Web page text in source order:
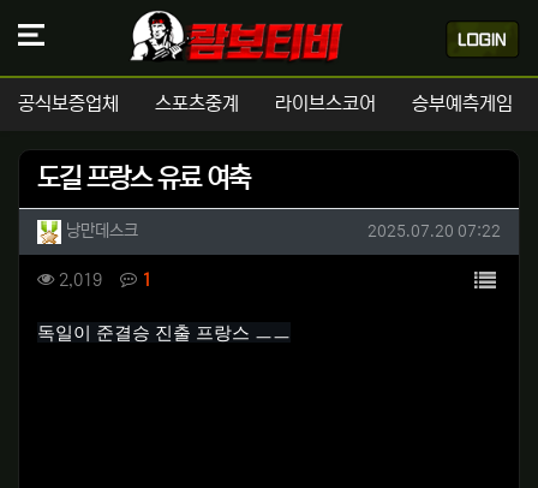
공식보증업체 스포츠중계 라이브스코어 승부예측게임
도길 프랑스 유료 여축
작성자 정보
낭만데스크 작성일
2025.07.20 07:22
컨텐츠 정보
2,019조회 1 목록
본문
독일이 준결승 진출 프랑스 ㅡㅡ